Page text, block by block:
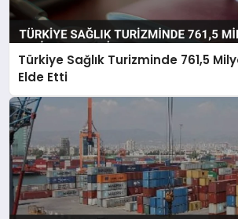
Türkiye Sağlık Turizminde 761,5
Elde Etti